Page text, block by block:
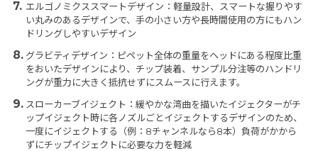
エルゴノミクススマートデザイン：軽量設計、スマートな握りやす
い丸みのあるデザインで、手の小さい方や長時間使用の方にもハン
ドリングしやすいデザイン
グラビティデザイン：ピペット全体の重量をヘッドにある程度比重
をおいたデザインにより、チップ装着、サンプル分注等のハンドリ
ングが重力に大きく抵抗せずにスムースに行えます。
スローカーブイジェクト：緩やかな湾曲を描いたイジェクターがチ
ップイジェクト時に各ノズルごとイジェクトするデザインのため、
一度にイジェクトする（例：8チャンネルなら8本）負荷がかから
ずにチップイジェクトに必要な力を軽減